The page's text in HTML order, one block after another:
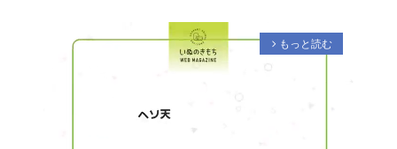
arrow_forward_ios もっと読む